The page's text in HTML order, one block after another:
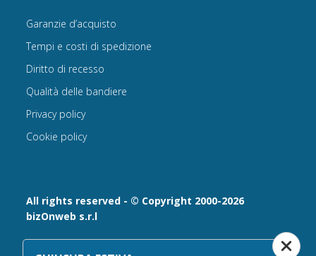
All rights reserved - © Copyright 2000-2026
bizOnweb s.r.l
Via Fratelli Bandiera 18, 25122 - Brescia, Italia
Garanzie d’acquisto
Tempi e costi di spedizione
Diritto di recesso
Qualità delle bandiere
Privacy policy
Cookie policy